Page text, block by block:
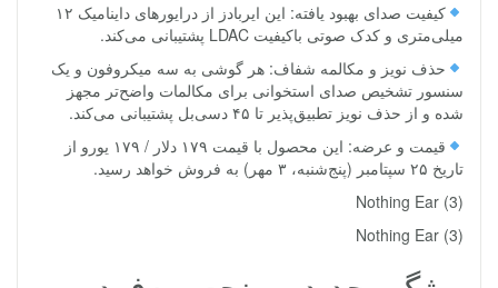
کیفیت صدای بهبود یافته: این ایربادز از درایورهای داینامیک ۱۲
میلی‌متری و کدک صوتی باکیفیت LDAC پشتیبانی می‌کند.
حذف نویز و مکالمه شفاف: هر گوشی به سه میکروفون و یک
سنسور تشخیص صدای استخوانی برای مکالمات واضح‌تر مجهز
شده و از حذف نویز تطبیق‌پذیر تا ۴۵ دسی‌بل پشتیبانی می‌کند.
قیمت و عرضه: این محصول با قیمت ۱۷۹ دلار / ۱۷۹ یورو از
تاریخ ۲۵ سپتامبر (پنج‌شنبه، ۳ مهر) به فروش خواهد رسید.
Nothing Ear (3)
Nothing Ear (3)